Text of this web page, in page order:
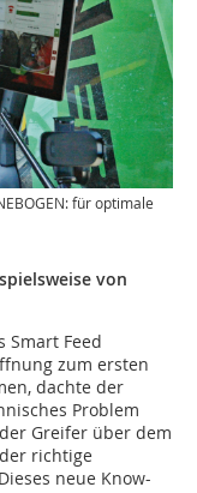
für optimale
von
Smart Feed
zum ersten
dachte der
Problem
Greifer über dem
richtige
neue Know-